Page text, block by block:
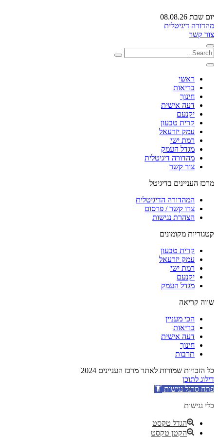
יום שבת 08.08.26
מהדורה דיגיטלית
צור קשר
ראשי
בריאות
חינוך
דעה אישית
יקנעם
קרית טבעון
עמק יזרעאל
רמת ישי
מגדל העמק
מהדורה דיגיטלית
צור קשר
מרכז העניינים בדיגיטל
המהדורה הדיגיטלית
צרו קשר / פרסום
הצהרת נגישות
קטגוריות מקומונים
קרית טבעון
עמק יזרעאל
רמת ישי
יקנעם
מגדל העמק
שווה קריאה
הכי מעניין
בריאות
דעה אישית
חינוך
תרבות
כל הזכויות שמורות לאתר מרכז העניינים 2024
דילוג לתוכן
פתח סרגל נגישות
כלי נגישות
הגדל טקסט
הקטן טקסט